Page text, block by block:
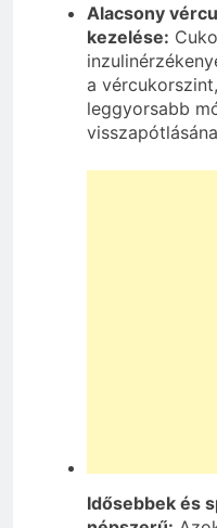
Alacsony
kezelése:
a
leggyorsabb
Idősebbek és